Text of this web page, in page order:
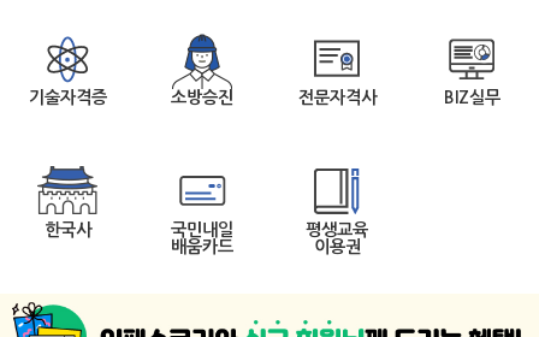
기술자격증 소방승진 전문자격사 BIZ실무
한국사
국민내일
배움카드
평생교육
이용권